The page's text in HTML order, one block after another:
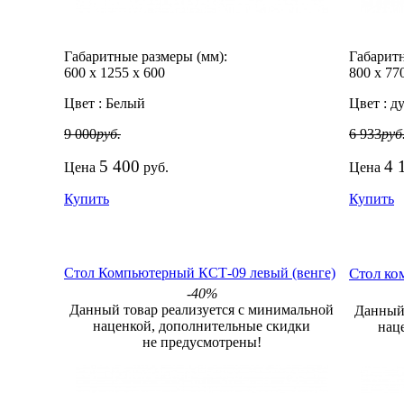
Габаритные размеры (мм):
600 х 1255 х 600
Цвет : Белый
9 000руб.
Цена 5 400 руб.
Купить
800 х
Цвет :
6 933
Цена 4
Купить
Стол Компьютерный КСТ-09 левый (венге)
-40%
Данный товар реализуется с минимальной
наценкой, дополнительные скидки
не предусмотрены!
Стол
Данный